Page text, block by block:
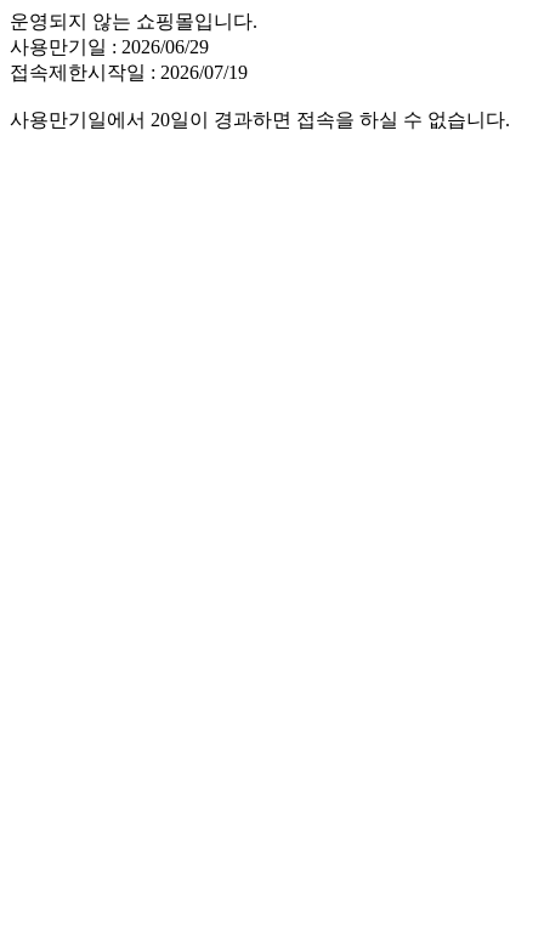
운영되지 않는 쇼핑몰입니다.
사용만기일 : 2026/06/29
접속제한시작일 : 2026/07/19
사용만기일에서 20일이 경과하면 접속을 하실 수 없습니다.